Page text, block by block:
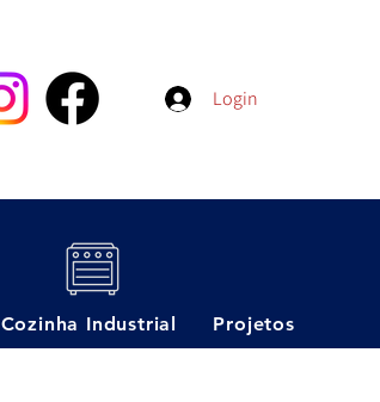
Login
Cozinha Industrial Projetos